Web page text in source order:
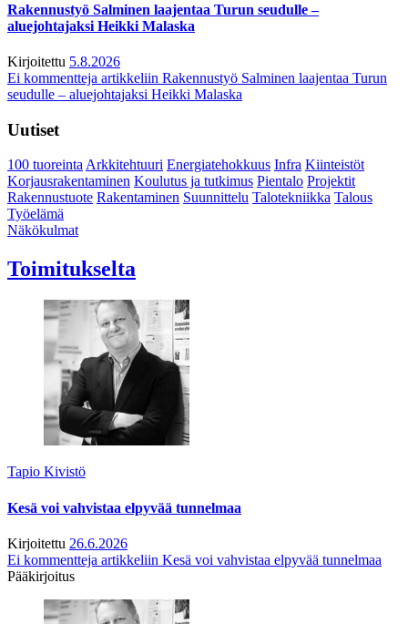
Rakennustyö Salminen laajentaa Turun seudulle –
aluejohtajaksi Heikki Malaska
Kirjoitettu 5.8.2026
Ei kommentteja artikkeliin Rakennustyö Salminen laajentaa Turun
seudulle – aluejohtajaksi Heikki Malaska
Uutiset
100 tuoreintaArkkitehtuuri Energiatehokkuus Infra Kiinteistöt
Korjausrakentaminen Koulutus ja tutkimus Pientalo Projektit
Rakennustuote Rakentaminen Suunnittelu Talotekniikka Talous
Työelämä
Näkökulmat
Toimitukselta
Tapio Kivistö
Kesä voi vahvistaa elpyvää tunnelmaa
Kirjoitettu 26.6.2026
Ei kommentteja artikkeliin Kesä voi vahvistaa elpyvää tunnelmaa
Pääkirjoitus